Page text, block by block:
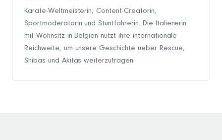
Karate-Weltmeisterin, Content-Creatorin,
Sportmoderatorin und Stuntfahrerin. Die Italienerin
mit Wohnsitz in Belgien nutzt ihre internationale
Reichweite, um unsere Geschichte ueber Rescue,
Shibas und Akitas weiterzutragen.